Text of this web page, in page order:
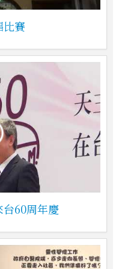
比賽
台60周年慶